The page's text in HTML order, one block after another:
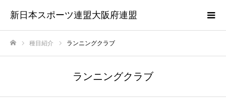
新日本スポーツ連盟大阪府連盟
種目紹介 ランニングクラブ
ランニングクラブ